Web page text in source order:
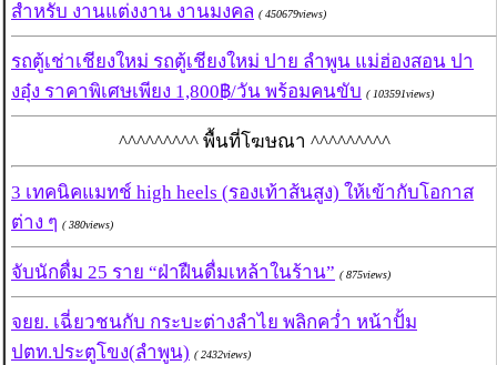
สำหรับ งานแต่งงาน งานมงคล ( 450679views)
รถตู้เช่าเชียงใหม่ รถตู้เชียงใหม่ ปาย ลำพูน แม่ฮ่องสอน ปา
งอุ๋ง ราคาพิเศษเพียง 1,800฿/วัน พร้อมคนขับ ( 103591views)
^^^^^^^^^ พื้นที่โฆษณา ^^^^^^^^^
3 เทคนิคแมทช์ high heels (รองเท้าส้นสูง) ให้เข้ากับโอกาส
ต่าง ๆ ( 380views)
จับนักดื่ม 25 ราย “ฝ่าฝืนดื่มเหล้าในร้าน” ( 875views)
จยย. เฉี่ยวชนกับ กระบะต่างลำไย พลิกคว่ำ หน้าปั้ม
ปตท.ประตูโขง(ลำพูน) ( 2432views)